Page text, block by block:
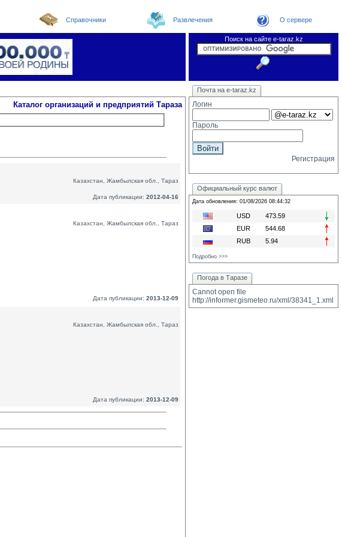
Справочники Развлечения О сервере
Поиск на сайте e-taraz.kz
Новости Погода в Таразе
Телефоный справочник
Видеоконференция
Новости e-taraz Замечания и предложения
Каталог организаций и предприятий Тараза
Казахстан, Жамбылская обл., Тараз
Дата публикации: 2012-04-16
Казахстан, Жамбылская обл., Тараз
Дата публикации: 2013-12-09
Казахстан, Жамбылская обл., Тараз
Дата публикации: 2013-12-09
Почта на e-taraz.kz
Логин
Пароль
Регистрация
Официальный курс валют
Дата обновления: 01/08/2026 08:44:32
USD
473.59
EUR
544.68
RUB
5.94
Подробно >>>
Погода в Таразе
Cannot open file
http://informer.gismeteo.ru/xml/38341_1.xml